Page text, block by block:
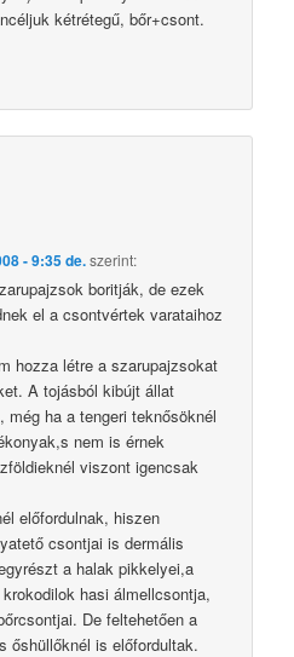
kétrétegű, bőr+csont.
- 9:35 de.szerint:
boritják, de ezek
el a csontvértek varataihoz
hozza létre a szarupajzsokat
A tojásból kibújt állat
ha a tengeri teknősöknél
nem is érnek
viszont igencsak
előfordulnak, hiszen
csontjai is dermális
a halak pikkelyei,a
hasi álmellcsontja,
De feltehetően a
őshüllőknél is előfordultak.